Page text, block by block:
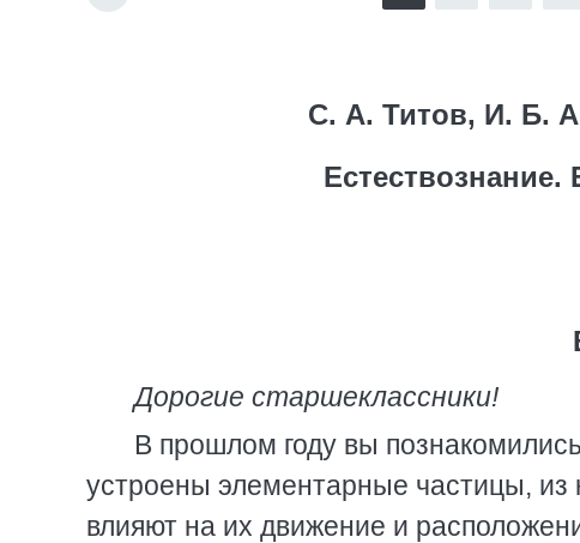
С. А. Титов, И. Б.
Естествознание.
Дорогие старшеклассники!
В прошлом году вы
устроены элементарные частицы,
влияют на их движение и